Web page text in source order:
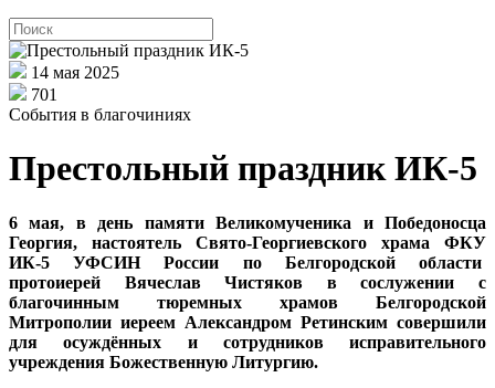
14 мая 2025
701
События в благочиниях
Престольный праздник ИК-5
6 мая, в день памяти Великомученика и Победоносца
Георгия, настоятель Свято-Георгиевского храма ФКУ
ИК-5 УФСИН России по Белгородской области
протоиерей Вячеслав Чистяков в сослужении с
благочинным тюремных храмов Белгородской
Митрополии иереем Александром Ретинским совершили
для осуждённых и сотрудников исправительного
учреждения Божественную Литургию.